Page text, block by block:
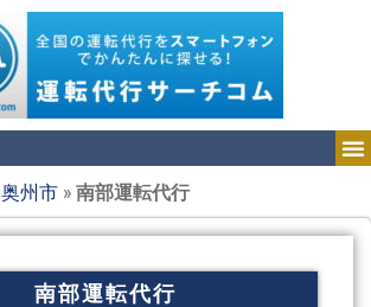
奥州市 »南部運転代行
南部運転代行